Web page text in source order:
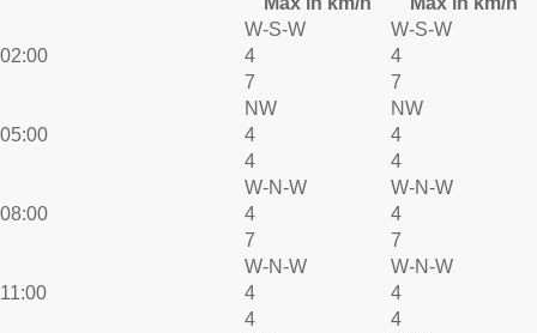
02:00
W-S-W
4
7
W-S-W
4
7
05:00
NW
4
4
NW
4
4
08:00
W-N-W
4
7
W-N-W
4
7
11:00
W-N-W
4
4
W-N-W
4
4